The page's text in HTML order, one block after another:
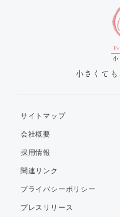
小さくても
サイトマップ
会社概要
採用情報
関連リンク
プライバシーポリシー
プレスリリース